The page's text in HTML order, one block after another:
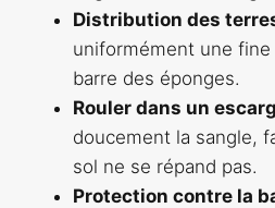
Distribution des
uniformément une
barre des éponges.
Rouler dans un
doucement la sangle,
sol ne se répand pas.
Protection contre la